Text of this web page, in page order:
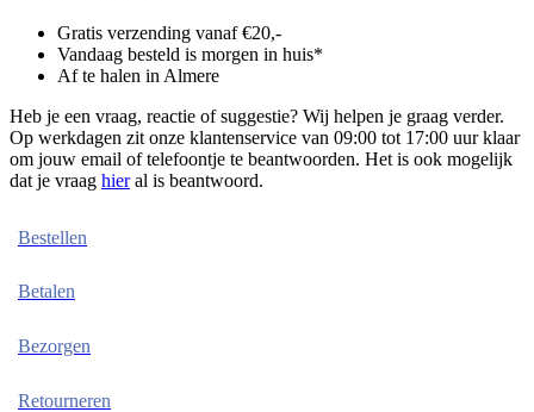
Gratis verzending vanaf €20,-
Vandaag besteld is morgen in huis*
Af te halen in Almere
Heb je een vraag, reactie of suggestie? Wij helpen je graag verder.
Op werkdagen zit onze klantenservice van 09:00 tot 17:00 uur klaar
om jouw email of telefoontje te beantwoorden. Het is ook mogelijk
dat je vraag hieral is beantwoord.
Bestellen
Betalen
Bezorgen
Retourneren